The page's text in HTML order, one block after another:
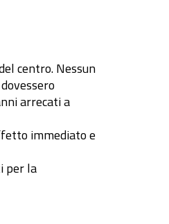
centro. Nessun
arrecati a
immediato e
per la